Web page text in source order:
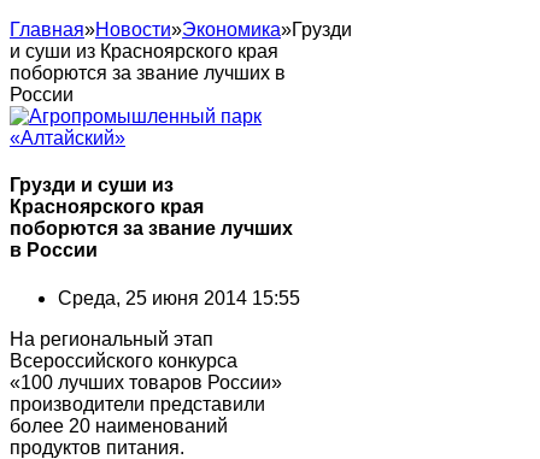
Главная»Новости»Экономика»Грузди
и суши из Красноярского края
поборются за звание лучших в
России
Грузди и суши из
Красноярского края
поборются за звание лучших
в России
Среда, 25 июня 2014 15:55
На региональный этап
Всероссийского конкурса
«100 лучших товаров России»
производители представили
более 20 наименований
продуктов питания.